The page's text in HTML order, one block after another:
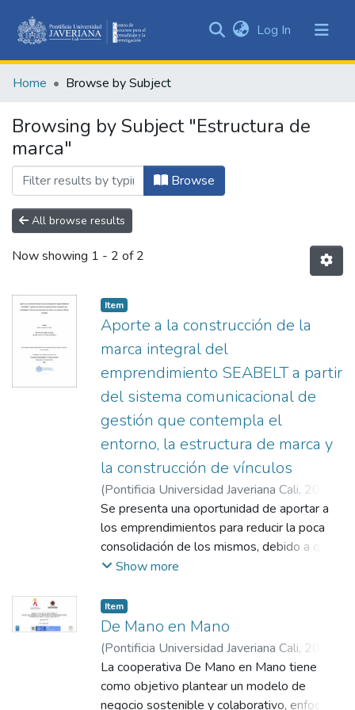
&
All of DSpace
Log In (current)
Home Browse by Subject
Browsing by Subject "Estructura de
marca"
Browse
All browse results
Now showing 1 - 2 of 2
Item
Aporte a la construcción de la
marca integral del
emprendimiento SEABELT a partir
del sistema comunicacional de
gestión que contempla el
entorno, la estructura de marca y
la construcción de vínculos
(Pontificia Universidad Javeriana Cali, 2021
Guzmán Cruz, Sofía;Fuentes Martínez,
Sandra Inés
Se presenta una oportunidad de aportar a
los emprendimientos para reducir la poca
consolidación de los mismos, debido a que
algunas de sus causas pueden ser
de la construcción de la marca integral que
se define como un sistema vivo que se
transforma y que requiere relacionar
conceptos, interacciones y determinantes
para que esta perdure a lo largo del tiempo.
Por lo tanto, el presente trabajo de grado
Show more
Item
De Mano en Mano
(Pontificia Universidad Javeriana Cali, 2021
Díaz Escobar, Vladimir;Bermúdez Aguirre,
Diego Giovanni
La cooperativa De Mano en Mano tiene
como objetivo plantear un modelo de
negocio sostenible y colaborativo, enfocado